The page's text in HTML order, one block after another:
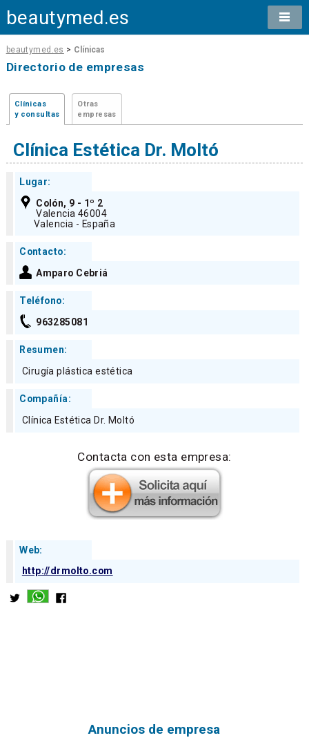
beautymed.es
beautymed.es > Clínicas
Directorio de empresas
Clínicas
y consultas
Otras
empresas
Clínica Estética Dr. Moltó
Lugar:
Colón, 9 - 1º 2
Valencia 46004
Valencia - España
Contacto:
Amparo Cebriá
Teléfono:
963285081
Resumen:
Cirugía plástica estética
Compañía:
Clínica Estética Dr. Moltó
Contacta con esta empresa:
Web:
http://drmolto.com
Anuncios de empresa